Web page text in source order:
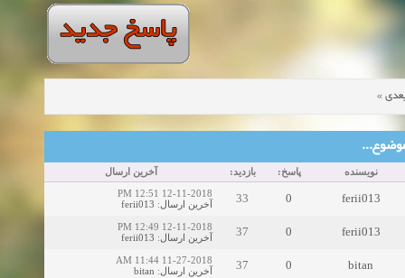
»
نویسنده پاسخ: بازدید: آخرین ارسال
ferii013
0
33
12-11-2018 12:51 PM
آخرین ارسال:
ferii013
ferii013
0
37
12-11-2018 12:49 PM
آخرین ارسال:
ferii013
bitan
0
37
11-27-2018 11:44 AM
آخرین ارسال:
bitan